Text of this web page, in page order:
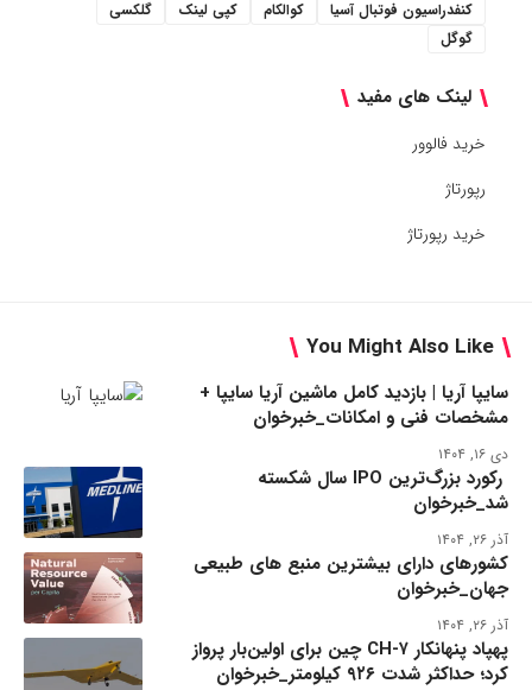
کنفدراسیون فوتبال آسیا
کوالکام کپی لینک
گلکسی
گوگل
لینک های مفید
خرید فالوور
رپورتاژ
خرید رپورتاژ
You Might Also Like
سایپا آریا | بازدید کامل ماشین آریا سایپا +
مشخصات فنی و امکانات_خبرخوان
دی ۱۶, ۱۴۰۴
رکورد بزرگ‌ترین IPO سال شکسته
شد_خبرخوان
آذر ۲۶, ۱۴۰۴
کشورهای دارای بیشترین منبع های طبیعی
جهان_خبرخوان
آذر ۲۶, ۱۴۰۴
پهپاد پنهانکار CH-۷ چین برای اولین‌بار پرواز
کرد؛ حداکثر شدت ۹۲۶ کیلومتر_خبرخوان